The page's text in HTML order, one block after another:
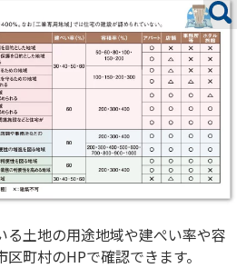
る土地の用途地域や建ぺい率や容
町村のHPで確認できます。